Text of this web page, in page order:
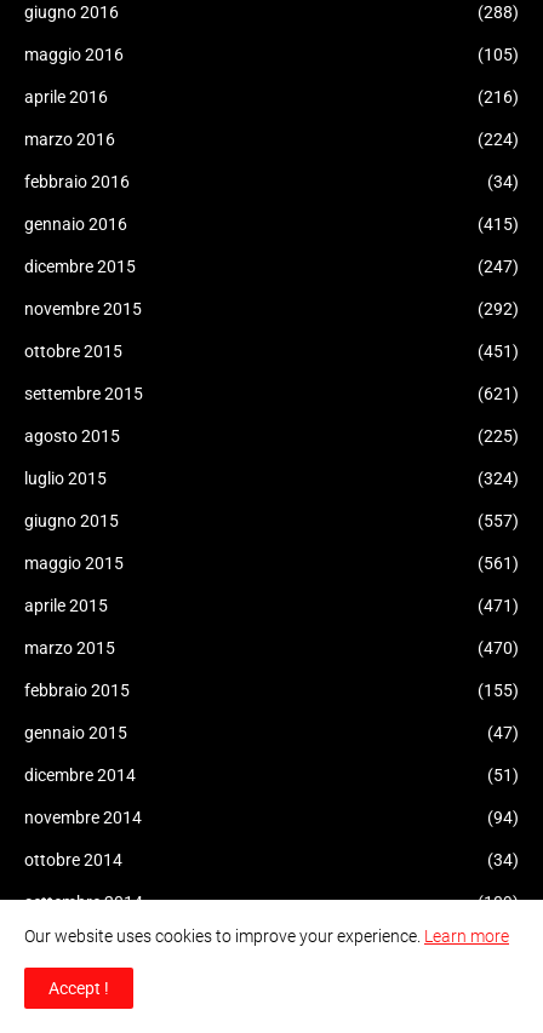
giugno 2016 (288)
maggio 2016 (105)
aprile 2016 (216)
marzo 2016 (224)
febbraio 2016 (34)
gennaio 2016 (415)
dicembre 2015 (247)
novembre 2015 (292)
ottobre 2015 (451)
settembre 2015 (621)
agosto 2015 (225)
luglio 2015 (324)
giugno 2015 (557)
maggio 2015 (561)
aprile 2015 (471)
marzo 2015 (470)
febbraio 2015 (155)
gennaio 2015 (47)
dicembre 2014 (51)
novembre 2014 (94)
ottobre 2014 (34)
settembre 2014 (109)
agosto 2014 (47)
luglio 2014
Our website uses cookies to improve your experience. Learn more
Accept !